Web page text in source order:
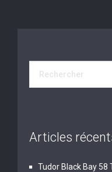
Articles
Tudor Black Bay 58